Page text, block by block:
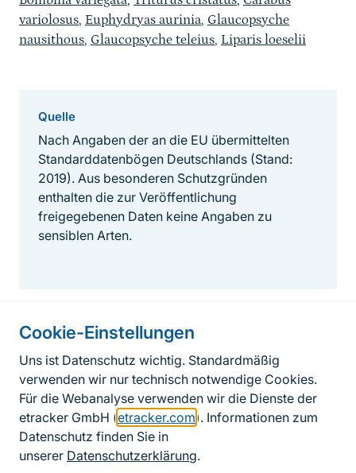
Cookie-Einstellungen
Uns ist Datenschutz wichtig. Standardmäßig
verwenden wir nur technisch notwendige Cookies.
Für die Webanalyse verwenden wir die Dienste der
etracker GmbH (etracker.com ). Informationen zum
Datenschutz finden Sie in
unserer Datenschutzerklärung.
variolosus, Euphydryas aurinia, Glaucopsyche
nausithous, Glaucopsyche teleius, Liparis loeselii
Quelle
Nach Angaben der an die EU übermittelten
Standarddatenbögen Deutschlands (Stand:
2019). Aus besonderen Schutzgründen
enthalten die zur Veröffentlichung
freigegebenen Daten keine Angaben zu
sensiblen Arten.
Informationen zur Seite
FußzeileKontakt zum BfN
Kontaktformular
Erklärung zur Barrierefreiheit